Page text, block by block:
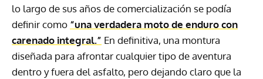
lo largo de sus años de comercialización se podía
definir como “una verdadera moto de enduro con
carenado integral.” En definitiva, una montura
diseñada para afrontar cualquier tipo de aventura
dentro y fuera del asfalto, pero dejando claro que la